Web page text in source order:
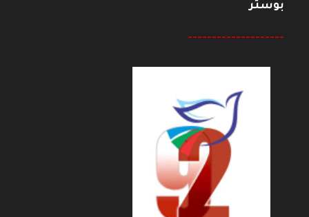
بوستر
--------------------